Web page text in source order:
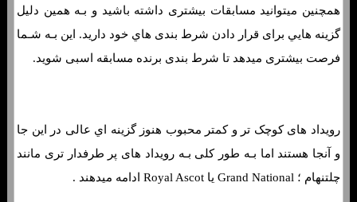
همچنین میتوانید مسابقات بیشتری داشته باشید و بـه همین دلیل
گزینه هایي برای قرار دادن شرط بندی هاي‌ خود دارید. این بـه شـما
فرصت بیشتری میدهد تا شرط بندی برنده مسابقه اسبی شوید.
رویداد های کوچک تر و کمتر محبوب هنوز گزینه اي عالی در این جا
و آنجا هستند اما بـه طور کلی بـه رویداد های پر طرفدار تری مانند
چلتنهام ؛ Grand National یا Royal Ascot ادامه میدهند .